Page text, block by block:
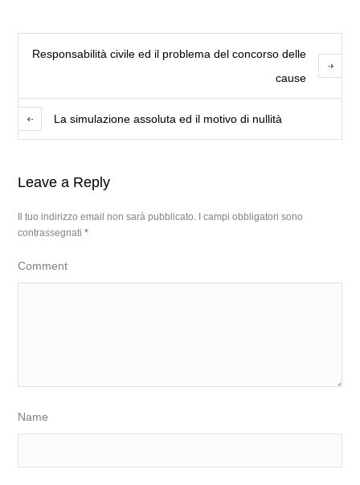
Responsabilità civile ed il problema del concorso delle
cause
La simulazione assoluta ed il motivo di nullità
Leave a Reply
Il tuo indirizzo email non sarà pubblicato.
I campi obbligatori sono
contrassegnati*
Comment
Name